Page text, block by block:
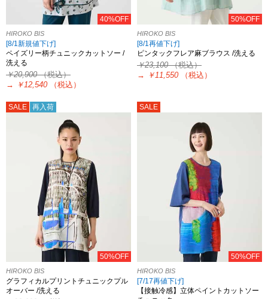
40%OFF
HIROKO BIS
[8/1新規値下げ]
ペイズリー柄チュニックカットソー /
洗える
￥20,900（税込）
→
￥12,540 （税込）
50%OFF
HIROKO BIS
[8/1再値下げ]
ピンタックフレア麻ブラウス /洗える
￥23,100（税込）
→
￥11,550 （税込）
SALE 再入荷
50%OFF
HIROKO BIS
グラフィカルプリントチュニックプル
オーバー /洗える
SALE
50%OFF
HIROKO BIS
[7/17再値下げ]
【接触冷感】立体ペイントカットソー